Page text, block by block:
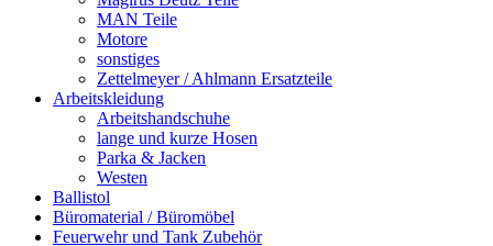
MAN Teile
Motore
sonstiges
Zettelmeyer / Ahlmann Ersatzteile
Arbeitskleidung
Arbeitshandschuhe
lange und kurze Hosen
Parka & Jacken
Westen
Ballistol
Büromaterial / Büromöbel
Feuerwehr und Tank Zubehör